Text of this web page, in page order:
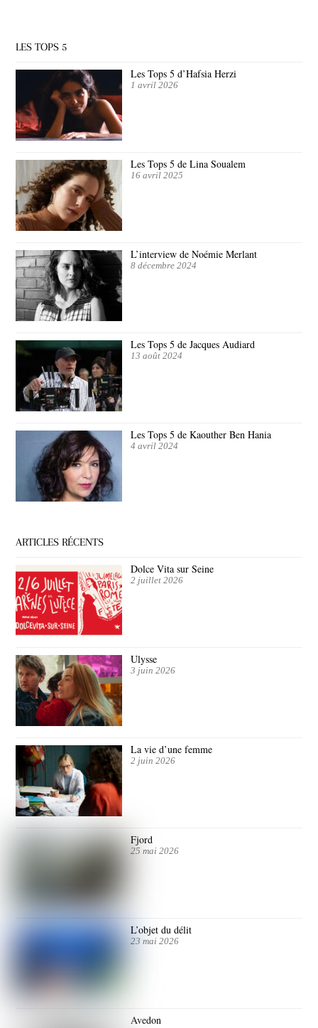
LES TOPS 5
Les Tops 5 d’Hafsia Herzi
1 avril 2026
Les Tops 5 de Lina Soualem
16 avril 2025
L’interview de Noémie Merlant
8 décembre 2024
Les Tops 5 de Jacques Audiard
13 août 2024
Les Tops 5 de Kaouther Ben Hania
4 avril 2024
ARTICLES RÉCENTS
Dolce Vita sur Seine
2 juillet 2026
Ulysse
3 juin 2026
La vie d’une femme
2 juin 2026
Fjord
25 mai 2026
L’objet du délit
23 mai 2026
Avedon